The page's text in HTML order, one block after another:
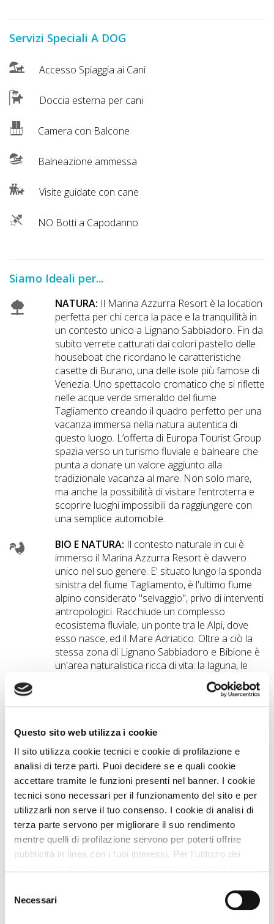
Questo sito web utilizza i cookie
Il sito utilizza cookie tecnici e cookie di profilazione e
analisi di terze parti. Puoi decidere se e quali cookie
accettare tramite le funzioni presenti nel banner. I cookie
tecnici sono necessari per il funzionamento del sito e per
utilizzarli non serve il tuo consenso. I cookie di analisi di
terza parte servono per migliorare il suo rendimento
mentre quelli di profilazione servono per poterti offrire
pubblicità in linea con i tuoi interessi. Per l’utilizzo dei
senza accettare” verranno installati solo i cookie tecnici.
Cliccando il pulsante “Accetta tutto” acconsenti all’utilizzo
delNecessari
Servizi Speciali A DOG
Accesso Spiaggia ai Cani
Doccia esterna per cani
Camera con Balcone
Balneazione ammessa
Visite guidate con cane
NO Botti a Capodanno
Siamo Ideali per...
NATURA: Il Marina Azzurra Resort è la location
perfetta per chi cerca la pace e la tranquillità in
un contesto unico a Lignano Sabbiadoro. Fin da
subito verrete catturati dai colori pastello delle
houseboat che ricordano le caratteristiche
casette di Burano, una delle isole più famose di
Venezia. Uno spettacolo cromatico che si riflette
nelle acque verde smeraldo del fiume
Tagliamento creando il quadro perfetto per una
vacanza immersa nella natura autentica di
questo luogo. L’offerta di Europa Tourist Group
spazia verso un turismo fluviale e balneare che
punta a donare un valore aggiunto alla
tradizionale vacanza al mare. Non solo mare,
ma anche la possibilità di visitare l’entroterra e
scoprire luoghi impossibili da raggiungere con
una semplice automobile.
BIO E NATURA: Il contesto naturale in cui è
immerso il Marina Azzurra Resort è davvero
unico nel suo genere. E' situato lungo la sponda
sinistra del fiume Tagliamento, è l'ultimo fiume
alpino considerato "selvaggio", privo di interventi
antropologici. Racchiude un complesso
ecosistema fluviale, un ponte tra le Alpi, dove
esso nasce, ed il Mare Adriatico. Oltre a ciò la
stessa zona di Lignano Sabbiadoro e Bibione è
un'area naturalistica ricca di vita: la laguna, le
valli da pesca, le dune fossili, le idrovie, le
spiagge dorate e molto altro ancora.
Vicino a noi puoi...
VEDI la Guida A DOG
Spiagge A DOG nei Dintorni
LA SPIAGGIA DI DUKE3 Km
Bagni Comunali Bibione